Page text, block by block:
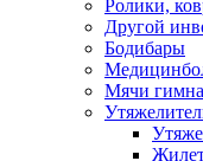
Ролики,
Другой
Бодибары
Мячи